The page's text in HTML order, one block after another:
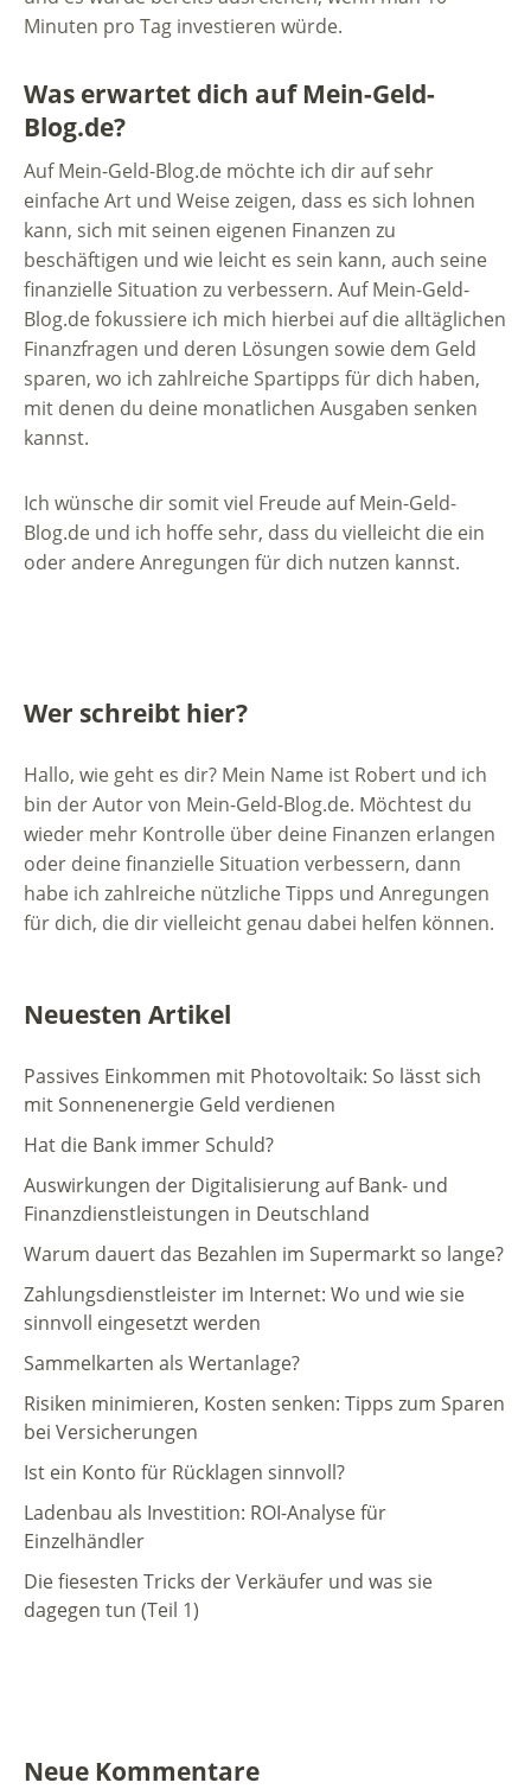
Minuten pro Tag investieren würde.
Was erwartet dich auf Mein-Geld-
Blog.de?
Auf Mein-Geld-Blog.de möchte ich dir auf sehr
einfache Art und Weise zeigen, dass es sich lohnen
kann, sich mit seinen eigenen Finanzen zu
beschäftigen und wie leicht es sein kann, auch seine
finanzielle Situation zu verbessern. Auf Mein-Geld-
Blog.de fokussiere ich mich hierbei auf die alltäglichen
Finanzfragen und deren Lösungen sowie dem Geld
sparen, wo ich zahlreiche Spartipps für dich haben,
mit denen du deine monatlichen Ausgaben senken
kannst.
Ich wünsche dir somit viel Freude auf Mein-Geld-
Blog.de und ich hoffe sehr, dass du vielleicht die ein
oder andere Anregungen für dich nutzen kannst.
Wer schreibt hier?
Hallo, wie geht es dir? Mein Name ist Robert und ich
bin der Autor von Mein-Geld-Blog.de. Möchtest du
wieder mehr Kontrolle über deine Finanzen erlangen
oder deine finanzielle Situation verbessern, dann
habe ich zahlreiche nützliche Tipps und Anregungen
für dich, die dir vielleicht genau dabei helfen können.
Neuesten Artikel
Passives Einkommen mit Photovoltaik: So lässt sich
mit Sonnenenergie Geld verdienen
Hat die Bank immer Schuld?
Auswirkungen der Digitalisierung auf Bank- und
Finanzdienstleistungen in Deutschland
Warum dauert das Bezahlen im Supermarkt so lange?
Zahlungsdienstleister im Internet: Wo und wie sie
sinnvoll eingesetzt werden
Sammelkarten als Wertanlage?
Risiken minimieren, Kosten senken: Tipps zum Sparen
bei Versicherungen
Ist ein Konto für Rücklagen sinnvoll?
Ladenbau als Investition: ROI-Analyse für
Einzelhändler
Die fiesesten Tricks der Verkäufer und was sie
dagegen tun (Teil 1)
Neue Kommentare